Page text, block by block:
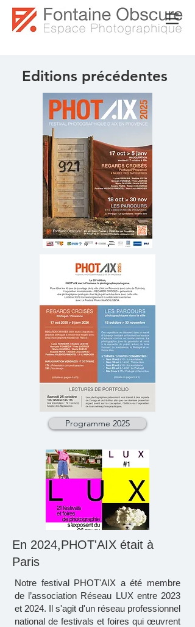
Editions précédentes
Programme 2025
En 2024,PHOT'AIX était à
Paris
Notre festival PHOT'AIX a été membre
de l’association Réseau LUX entre 2023
et 2024. Il s'agit d'un réseau professionnel
national de festivals et foires qui œuvrent